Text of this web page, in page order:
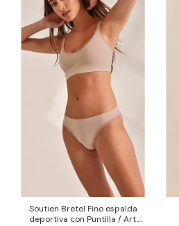
Soutien Bretel Fino espalda
deportiva con Puntilla / Art.